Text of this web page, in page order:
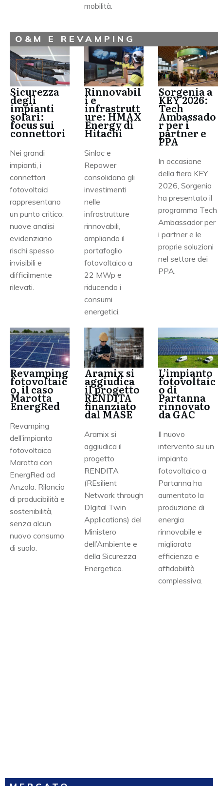
mobilità.
O&M E REVAMPING
Sicurezza
degli
impianti
solari:
focus sui
connettori
Nei grandi
impianti, i
connettori
fotovoltaici
rappresentano
un punto critico:
nuove analisi
evidenziano
rischi spesso
invisibili e
difficilmente
rilevati.
Rinnovabil
i e
infrastrutt
ure: HMAX
Energy di
Hitachi
Sinloc e
Repower
consolidano gli
investimenti
nelle
infrastrutture
rinnovabili,
ampliando il
portafoglio
fotovoltaico a
22 MWp e
riducendo i
consumi
energetici.
Sorgenia a
KEY 2026:
Tech
Ambassado
r per i
partner e
PPA
In occasione
della fiera KEY
2026, Sorgenia
ha presentato il
programma Tech
Ambassador per
i partner e le
proprie soluzioni
nel settore dei
PPA.
Revamping
fotovoltaic
o, il caso
Marotta
EnergRed
Revamping
dell’impianto
fotovoltaico
Marotta con
EnergRed ad
Anzola. Rilancio
di producibilità e
sostenibilità,
senza alcun
nuovo consumo
di suolo.
Aramix si
aggiudica
il progetto
RENDITA
finanziato
dal MASE
Aramix si
aggiudica il
progetto
RENDITA
(REsilient
Network through
DIgital Twin
Applications) del
Ministero
dell’Ambiente e
della Sicurezza
Energetica.
L’impianto
fotovoltaic
o di
Partanna
rinnovato
da GAC
Il nuovo
intervento su un
impianto
fotovoltaico a
Partanna ha
aumentato la
produzione di
energia
rinnovabile e
migliorato
efficienza e
affidabilità
complessiva.